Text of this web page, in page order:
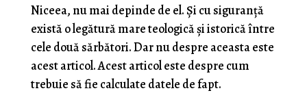
Niceea, nu mai depinde de el. Și cu siguranță
există o legătură mare teologică și istorică între
cele două sărbători. Dar nu despre aceasta este
acest articol. Acest articol este despre cum
trebuie să fie calculate datele de fapt.